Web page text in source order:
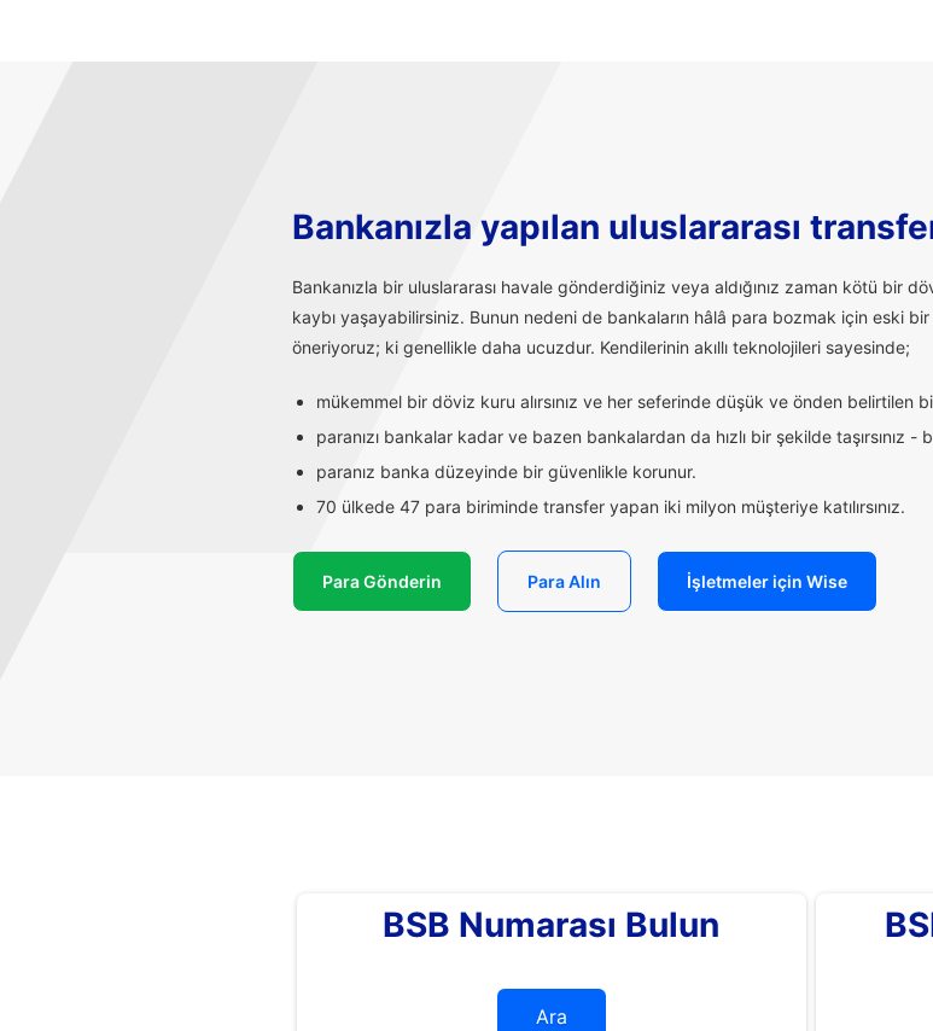
Bankanızla yapılan uluslararası
Bankanızla bir uluslararası havale gönderdiğiniz veya aldığınız zaman kötü bir
kaybı yaşayabilirsiniz. Bunun nedeni de bankaların hâlâ para bozmak için eski bir
öneriyoruz; ki genellikle daha ucuzdur. Kendilerinin akıllı teknolojileri sayesinde;
mükemmel bir döviz kuru alırsınız ve her seferinde düşük ve önden belirtilen
paranızı bankalar kadar ve bazen bankalardan da hızlı bir şekilde taşırsınız
paranız banka düzeyinde bir güvenlikle korunur.
70 ülkede 47 para biriminde transfer yapan iki milyon müşteriye katılırsınız.
Para Gönderin Para Alın İşletmeler için Wise
BSB Numarası Bulun
Ara